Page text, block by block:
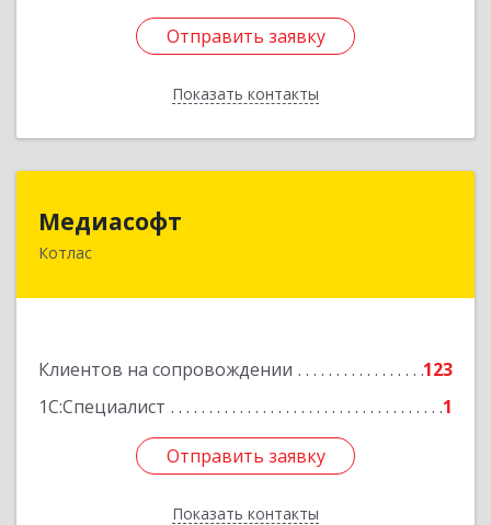
Отправить заявку
Показать контакты
Отправить заявку
Назад
Медиасофт
Котлас
Клиентов на сопровождении
123
1С:Специалист
1
Отправить заявку
Показать контакты
Отправить заявку
Назад